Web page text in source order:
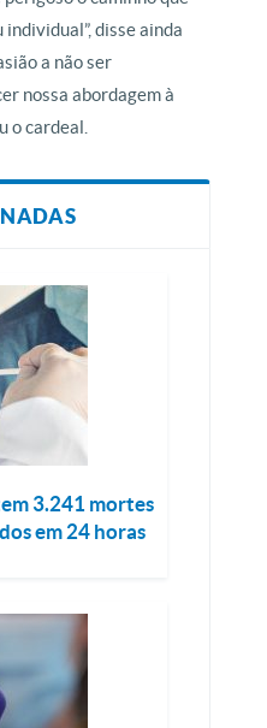
disse ainda
a não ser
nossa abordagem à
o cardeal.
3.241 mortes
em 24 horas